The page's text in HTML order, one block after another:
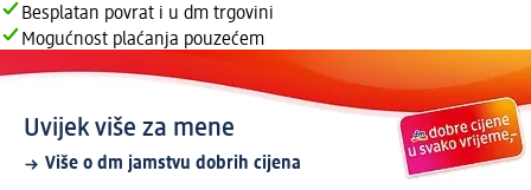
Besplatan povrat i u dm trgovini
Mogućnost plaćanja pouzećem
Uvijek više za mene
Više o dm jamstvu dobrih cijena